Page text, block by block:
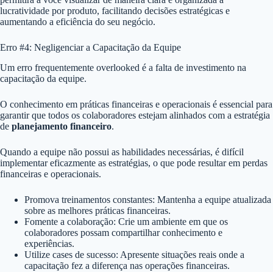
lucratividade por produto, facilitando decisões estratégicas e
aumentando a eficiência do seu negócio.
Erro #4: Negligenciar a Capacitação da Equipe
Um erro frequentemente overlooked é a falta de investimento na
capacitação da equipe.
O conhecimento em práticas financeiras e operacionais é essencial para
garantir que todos os colaboradores estejam alinhados com a estratégia
de planejamento financeiro.
Quando a equipe não possui as habilidades necessárias, é difícil
implementar eficazmente as estratégias, o que pode resultar em perdas
financeiras e operacionais.
Promova treinamentos constantes: Mantenha a equipe atualizada
sobre as melhores práticas financeiras.
Fomente a colaboração: Crie um ambiente em que os
colaboradores possam compartilhar conhecimento e
experiências.
Utilize cases de sucesso: Apresente situações reais onde a
capacitação fez a diferença nas operações financeiras.